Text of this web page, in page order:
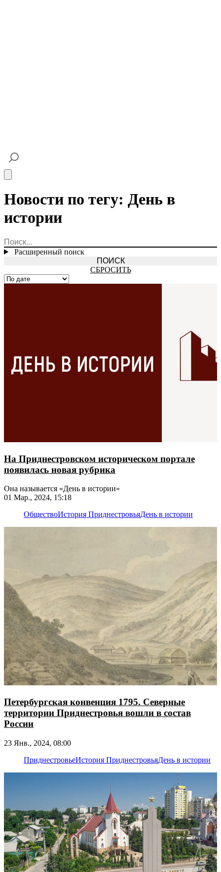
Новости по тегу: День в
истории
Расширенный поиск
СБРОСИТЬ
На Приднестровском историческом портале
появилась новая рубрика
Она называется «День в истории»
01 Мар., 2024, 15:18
ОбществоИстория ПриднестровьяДень в истории
Петербургская конвенция 1795. Северные
территории Приднестровья вошли в состав
России
23 Янв., 2024, 08:00
ПриднестровьеИстория ПриднестровьяДень в истории